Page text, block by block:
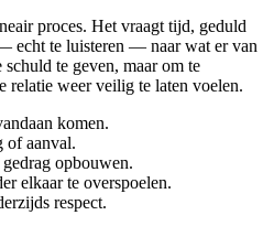
proces. Het vraagt tijd, geduld
echt te luisteren — naar wat er van
te geven, maar om te
weer veilig te laten voelen.
komen.
of aanval.
opbouwen.
elkaar te overspoelen.
respect.